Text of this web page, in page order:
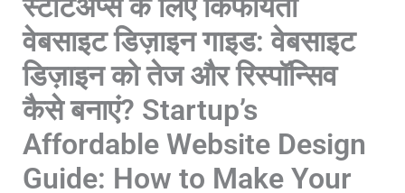
स्टार्टअप्स के लिए किफायती
वेबसाइट डिज़ाइन गाइड: वेबसाइट
डिज़ाइन को तेज और रिस्पॉन्सिव
कैसे बनाएं? Startup’s
Affordable Website Design
Guide: How to Make Your